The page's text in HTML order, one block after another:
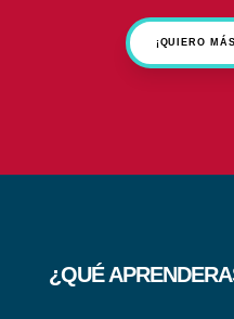
¡QUIERO
¿QUÉ